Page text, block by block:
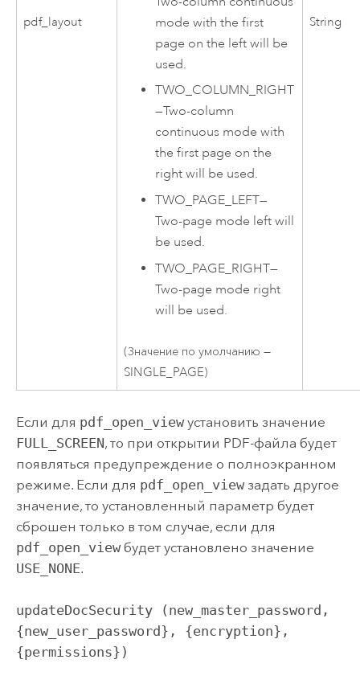
pdf_layout
mode with the first
page on the left will be
used.
TWO_COLUMN_RIGHT
—Two-column
continuous mode with
the first page on the
right will be used.
TWO_PAGE_LEFT—
Two-page mode left will
be used.
TWO_PAGE_RIGHT—
Two-page mode right
will be used.
(Значение по умолчанию —
SINGLE_PAGE)
String
Если для pdf_open_viewустановить значение
FULL_SCREEN, то при открытии PDF-файла будет
появляться предупреждение о полноэкранном
режиме. Если для pdf_open_viewзадать другое
значение, то установленный параметр будет
сброшен только в том случае, если для
pdf_open_viewбудет установлено значение
USE_NONE.
updateDocSecurity (new_master_password,
{new_user_password}, {encryption},
{permissions})